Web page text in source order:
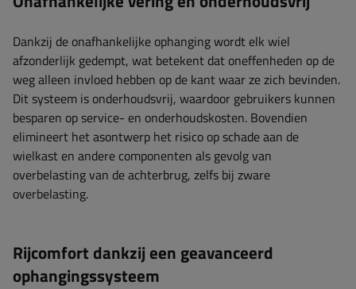
Dankzij de onafhankelijke ophanging wordt elk wiel
afzonderlijk gedempt, wat betekent dat oneffenheden op de
weg alleen invloed hebben op de kant waar ze zich bevinden.
Dit systeem is onderhoudsvrij, waardoor gebruikers kunnen
besparen op service- en onderhoudskosten. Bovendien
elimineert het asontwerp het risico op schade aan de
wielkast en andere componenten als gevolg van
overbelasting van de achterbrug, zelfs bij zware
overbelasting.
Rijcomfort dankzij een geavanceerd
ophangingssysteem